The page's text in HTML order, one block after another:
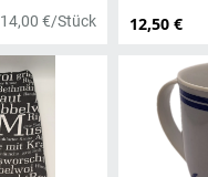
14,00 €/Stück 12,50 €